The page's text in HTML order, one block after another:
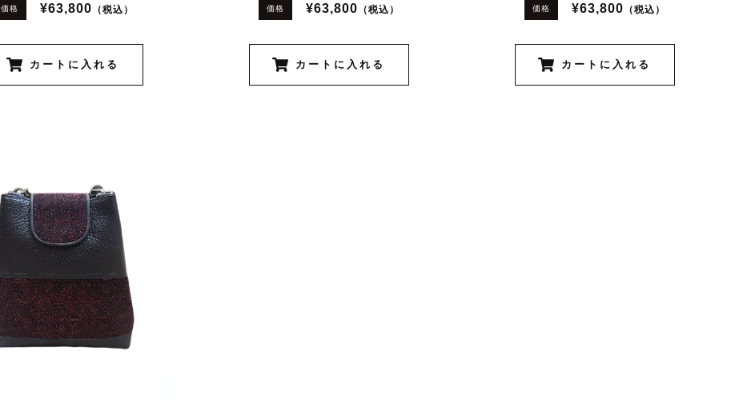
価格 ¥63,800 （税込）
カートに入れる
価格 ¥63,800 （税込）
カートに入れる
価格 ¥63,800 （税込）
カートに入れる